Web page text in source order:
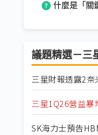
什麼是「關
議題精選－三
三星財報透露2
三星1Q26營益
SK海力士預告